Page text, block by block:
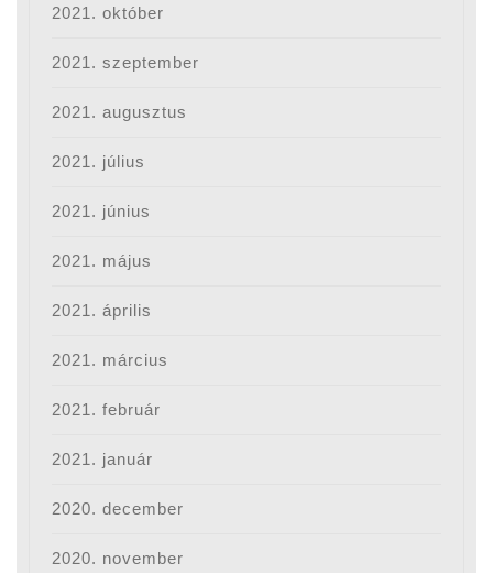
2021. október
2021. szeptember
2021. augusztus
2021. július
2021. június
2021. május
2021. április
2021. március
2021. február
2021. január
2020. december
2020. november